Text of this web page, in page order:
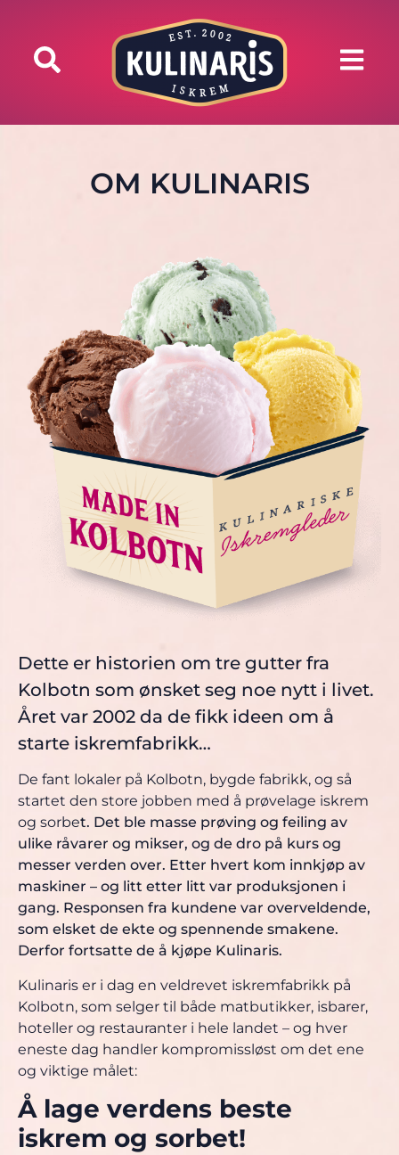
OM KULINARIS
Dette er historien om tre gutter fra
Kolbotn som ønsket seg noe nytt i livet.
Året var 2002 da de fikk ideen om å
starte iskremfabrikk…
De fant lokaler på Kolbotn, bygde fabrikk, og så
startet den store jobben med å prøvelage iskrem
og sorbet. Det ble masse prøving og feiling av
ulike råvarer og mikser, og de dro på kurs og
messer verden over. Etter hvert kom innkjøp av
maskiner – og litt etter litt var produksjonen i
gang. Responsen fra kundene var overveldende,
som elsket de ekte og spennende smakene.
Derfor fortsatte de å kjøpe Kulinaris.
Kulinaris er i dag en veldrevet iskremfabrikk på
Kolbotn, som selger til både matbutikker, isbarer,
hoteller og restauranter i hele landet – og hver
eneste dag handler kompromissløst om det ene
og viktige målet:
Å lage verdens beste
iskrem og sorbet!